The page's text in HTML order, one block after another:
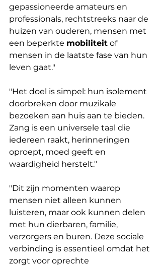
gepassioneerde amateurs en
professionals, rechtstreeks naar de
huizen van ouderen, mensen met
een beperkte mobiliteit of
mensen in de laatste fase van hun
leven gaat."
"Het doel is simpel: hun isolement
doorbreken door muzikale
bezoeken aan huis aan te bieden.
Zang is een universele taal die
iedereen raakt, herinneringen
oproept, moed geeft en
waardigheid herstelt."
"Dit zijn momenten waarop
mensen niet alleen kunnen
luisteren, maar ook kunnen delen
met hun dierbaren, familie,
verzorgers en buren. Deze sociale
verbinding is essentieel omdat het
zorgt voor oprechte